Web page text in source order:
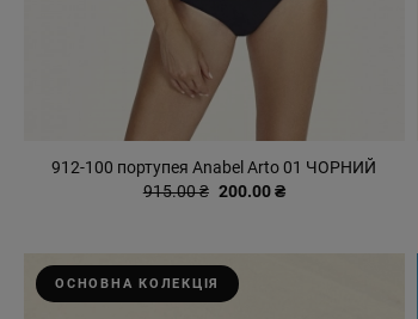
912-100 портупея Anabel Arto 01 ЧОРНИЙ
915.00 ₴ 200.00 ₴
ОСНОВНА КОЛЕКЦІЯ